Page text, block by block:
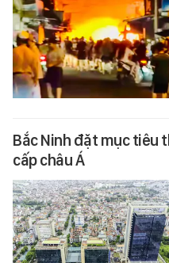
Bắc Ninh đặt mục tiêu
cấp châu Á